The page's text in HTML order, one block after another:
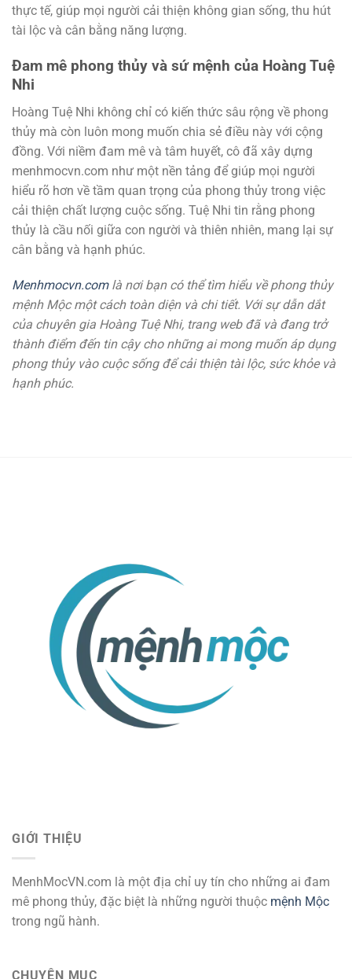
thực tế, giúp mọi người cải thiện không gian sống, thu hút
tài lộc và cân bằng năng lượng.
Đam mê phong thủy và sứ mệnh của Hoàng Tuệ
Nhi
Hoàng Tuệ Nhi không chỉ có kiến thức sâu rộng về phong
thủy mà còn luôn mong muốn chia sẻ điều này với cộng
đồng. Với niềm đam mê và tâm huyết, cô đã xây dựng
menhmocvn.com như một nền tảng để giúp mọi người
hiểu rõ hơn về tầm quan trọng của phong thủy trong việc
cải thiện chất lượng cuộc sống. Tuệ Nhi tin rằng phong
thủy là cầu nối giữa con người và thiên nhiên, mang lại sự
cân bằng và hạnh phúc.
Menhmocvn.comlà nơi bạn có thể tìm hiểu về phong thủy
mệnh Mộc một cách toàn diện và chi tiết. Với sự dẫn dắt
của chuyên gia Hoàng Tuệ Nhi, trang web đã và đang trở
thành điểm đến tin cậy cho những ai mong muốn áp dụng
phong thủy vào cuộc sống để cải thiện tài lộc, sức khỏe và
hạnh phúc.
GIỚI THIỆU
MenhMocVN.com là một địa chỉ uy tín cho những ai đam
mê phong thủy, đặc biệt là những người thuộc mệnh Mộc
trong ngũ hành.
CHUYÊN MỤC